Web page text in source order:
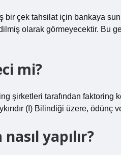
çek tahsilat için bankaya
olarak görmeyecektir. Bu
mi?
şirketleri tarafından faktoring
(I) Bilindiği üzere, ödünç
yapılır?